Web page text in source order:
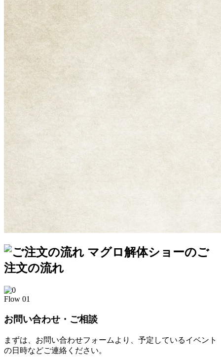
マグロ解体ショーのご
注文の流れ
Flow 01
お問い合わせ・ご相談
まずは、お問い合わせフォームより、予定しているイベント
の日時などご連絡ください。